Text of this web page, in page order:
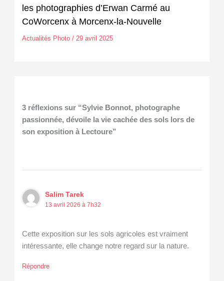
les photographies d’Erwan Carmé au
CoWorcenx à Morcenx-la-Nouvelle
Actualités Photo/ 29 avril 2025
3 réflexions sur “Sylvie Bonnot, photographe
passionnée, dévoile la vie cachée des sols lors de
son exposition à Lectoure”
Salim Tarek
13 avril 2026 à 7h32
Cette exposition sur les sols agricoles est vraiment
intéressante, elle change notre regard sur la nature.
Répondre